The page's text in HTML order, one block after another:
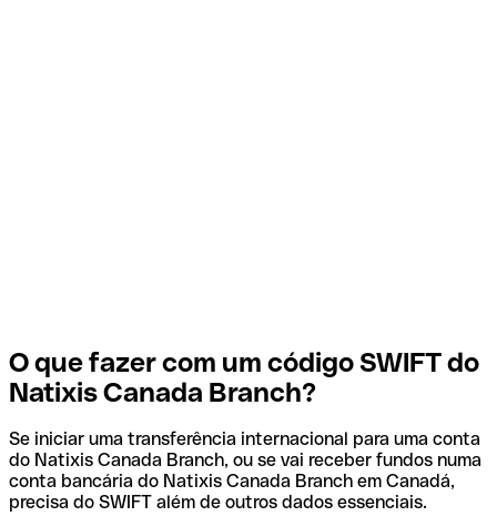
O que fazer com um código SWIFT do
Natixis Canada Branch?
Se iniciar uma transferência internacional para uma conta
do Natixis Canada Branch, ou se vai receber fundos numa
conta bancária do Natixis Canada Branch em Canadá,
precisa do SWIFT além de outros dados essenciais.